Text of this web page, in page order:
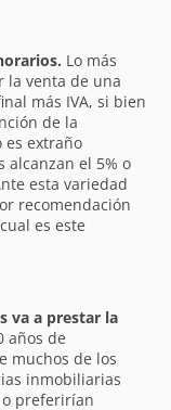
Lo más
la venta de una
más IVA, si bien
de la
es extraño
alcanzan el 5% o
esta variedad
recomendación
es este
va a prestar la
años de
muchos de los
inmobiliarias
preferirían